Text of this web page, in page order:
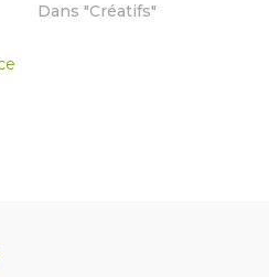
Dans "Créatifs"